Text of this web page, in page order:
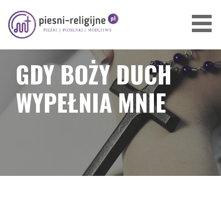
treści
PIOSENKI I PIEŚNI RELIGIJNE
GDY BOŻY DUCH
WYPEŁNIA MNIE